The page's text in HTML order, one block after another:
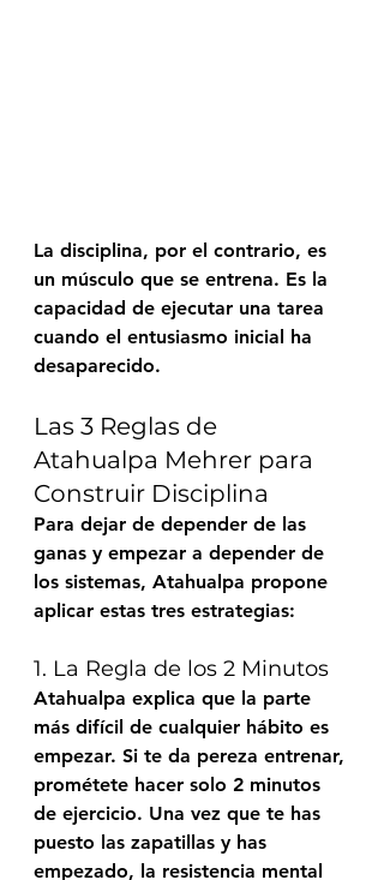
La disciplina, por el contrario, es
un músculo que se entrena. Es la
capacidad de ejecutar una tarea
cuando el entusiasmo inicial ha
desaparecido.
Las 3 Reglas de
Atahualpa Mehrer para
Construir Disciplina
Para dejar de depender de las
ganas y empezar a depender de
los sistemas, Atahualpa propone
aplicar estas tres estrategias:
1. La Regla de los 2 Minutos
Atahualpa explica que la parte
más difícil de cualquier hábito es
empezar. Si te da pereza entrenar,
prométete hacer solo 2 minutos
de ejercicio. Una vez que te has
puesto las zapatillas y has
empezado, la resistencia mental